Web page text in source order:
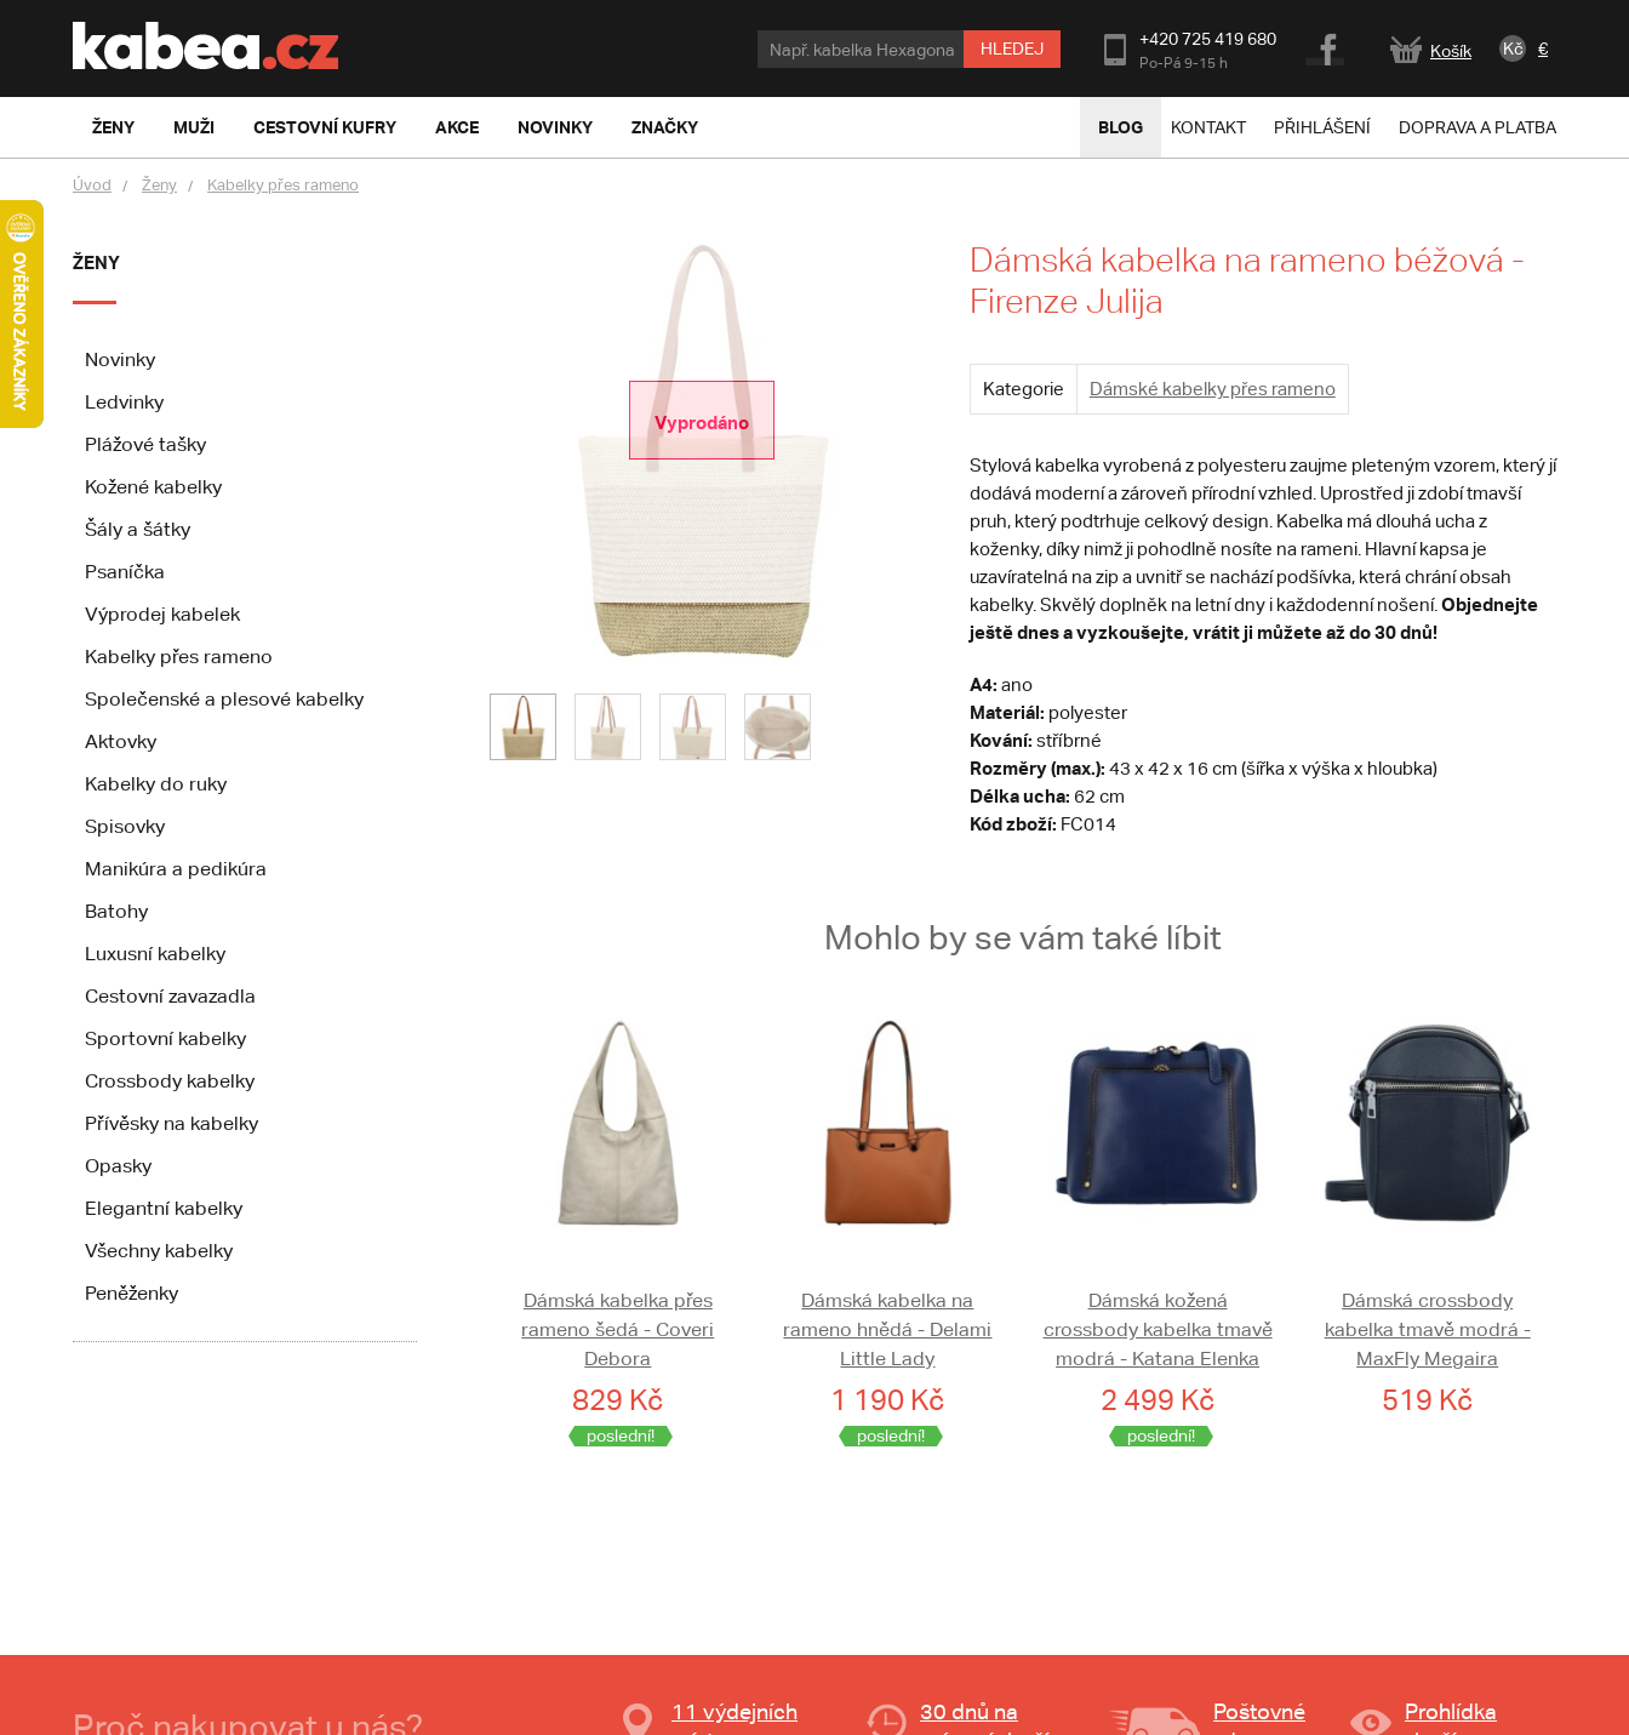
HLEDEJ +420 725 419 680
Po-Pá 9-15 h
Košík Kč €
ŽENY MUŽI CESTOVNÍ KUFRY AKCE NOVINKY ZNAČKY BLOG KONTAKT PŘIHLÁŠENÍ DOPRAVA A PLATBA
Úvod Ženy Kabelky přes rameno
ŽENY
Novinky
Ledvinky
Plážové tašky
Kožené kabelky
Šály a šátky
Psaníčka
Výprodej kabelek
Kabelky přes rameno
Společenské a plesové kabelky
Aktovky
Kabelky do ruky
Spisovky
Manikúra a pedikúra
Batohy
Luxusní kabelky
Cestovní zavazadla
Sportovní kabelky
Crossbody kabelky
Přívěsky na kabelky
Opasky
Elegantní kabelky
Všechny kabelky
Peněženky
Vyprodáno
Dámská kabelka na rameno béžová -
Firenze Julija
Kategorie Dámské kabelky přes rameno
Stylová kabelka vyrobená z polyesteru zaujme pleteným vzorem, který jí
dodává moderní a zároveň přírodní vzhled. Uprostřed ji zdobí tmavší
pruh, který podtrhuje celkový design. Kabelka má dlouhá ucha z
koženky, díky nimž ji pohodlně nosíte na rameni. Hlavní kapsa je
uzavíratelná na zip a uvnitř se nachází podšívka, která chrání obsah
kabelky. Skvělý doplněk na letní dny i každodenní nošení. Objednejte
ještě dnes a vyzkoušejte, vrátit ji můžete až do 30 dnů!
A4: ano
Materiál: polyester
Kování: stříbrné
Rozměry (max.): 43 x 42 x 16 cm (šířka x výška x hloubka)
Délka ucha: 62 cm
Kód zboží: FC014
Mohlo by se vám také líbit
Dámská kabelka přes
rameno šedá - Coveri
Debora
829 Kč
poslední!
Dámská kabelka na
rameno hnědá - Delami
Little Lady
1 190 Kč
poslední!
Dámská kožená
crossbody kabelka tmavě
modrá - Katana Elenka
2 499 Kč
poslední!
Dámská crossbody
kabelka tmavě modrá -
MaxFly Megaira
519 Kč
Proč nakupovat u nás?
11 výdejních
30 dnů na
Poštovné
Prohlídka